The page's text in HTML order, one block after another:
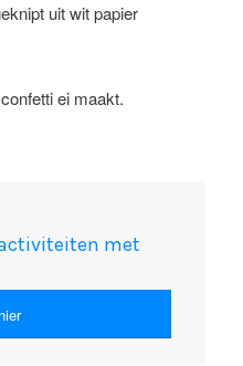
uit wit papier
ei maakt.
activiteiten met